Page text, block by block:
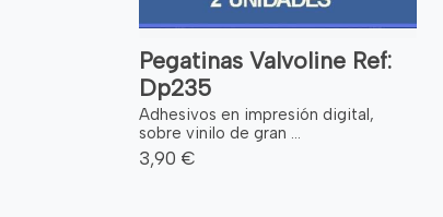
Pegatinas Valvoline Ref:
Dp235
Adhesivos en impresión digital,
sobre vinilo de gran ...
3,90 €